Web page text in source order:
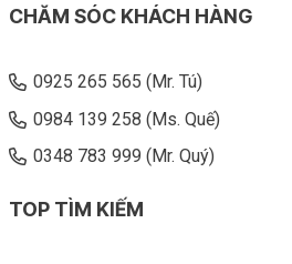
CHĂM SÓC KHÁCH HÀNG
0925 265 565 (Mr. Tú)
0984 139 258 (Ms. Quế)
0348 783 999 (Mr. Quý)
TOP TÌM KIẾM